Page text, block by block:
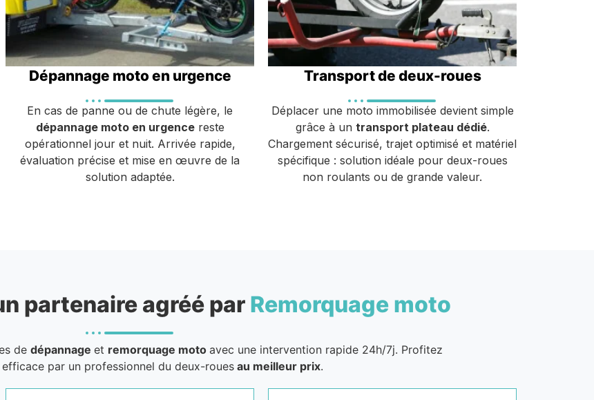
Dépannage moto en urgence
En cas de panne ou de chute légère, le
dépannage moto en urgencereste
opérationnel jour et nuit. Arrivée rapide,
évaluation précise et mise en œuvre de la
solution adaptée.
Transport de deux-roues
Déplacer une moto immobilisée devient simple
grâce à un transport plateau dédié.
Chargement sécurisé, trajet optimisé et matériel
spécifique : solution idéale pour deux-roues
non roulants ou de grande valeur.
partenaire agréé par Remorquage moto
de dépannage et remorquage moto avec une intervention rapide 24h/7j. Profitez
efficace par un professionnel du deux-rouesau meilleur prix.